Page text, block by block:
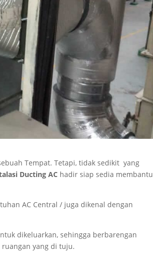
Tempat. Tetapi, tidak sedikit yang
Ducting AC hadir siap sedia membantu
AC Central / juga dikenal dengan
dikeluarkan, sehingga berbarengan
yang di tuju.